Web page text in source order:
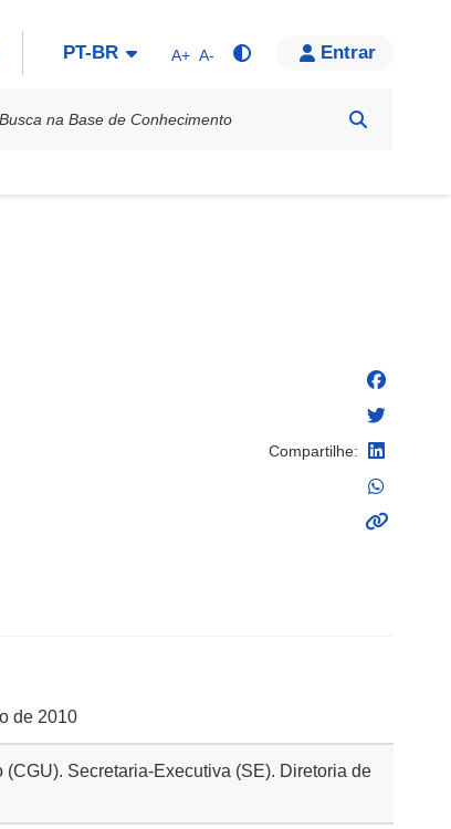
PT-BR A+ A- Entrar
Compartilhe:
de 2010
Secretaria-Executiva (SE). Diretoria de